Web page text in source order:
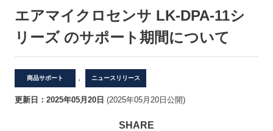
エアマイクロセンサ LK-DPA-11シ
リーズ のサポート期間について
商品サポート ニュースリリース
更新日： 2025年05月20日 (2025年05月20日 公開)
SHARE